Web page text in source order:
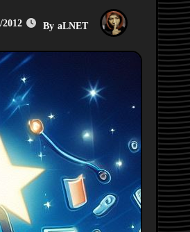
aLNET